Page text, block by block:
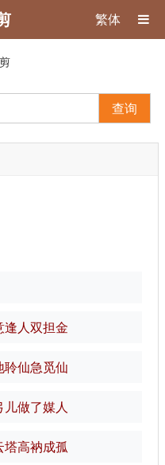
繁体
查询
人双担金
仙急觅仙
做了媒人
高衲成孤